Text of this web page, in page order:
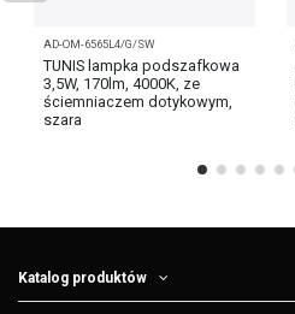
AD-OM-6565L4/G/SW
TUNIS lampka podszafkowa
3,5W, 170lm, 4000K, ze
ściemniaczem dotykowym,
szara
Katalog produktów